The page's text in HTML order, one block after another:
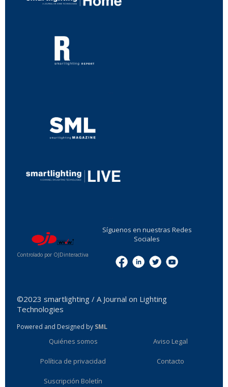
Controlado por OJDinteractiva
Síguenos en nuestras Redes
Sociales
©2023 smartlighting / A Journal on Lighting
Technologies
Powered and Designed by SML
Quiénes somos Aviso Legal
Política de privacidad Contacto
Suscripción Boletín